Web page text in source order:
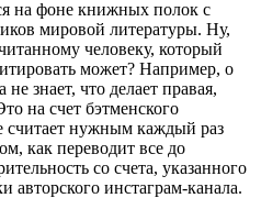
на фоне книжных полок с
мировой литературы. Ну,
человеку, который
может? Например, о
знает, что делает правая,
на счет бэтменского
считает нужным каждый раз
как переводит все до
со счета, указанного
инстаграм-канала.